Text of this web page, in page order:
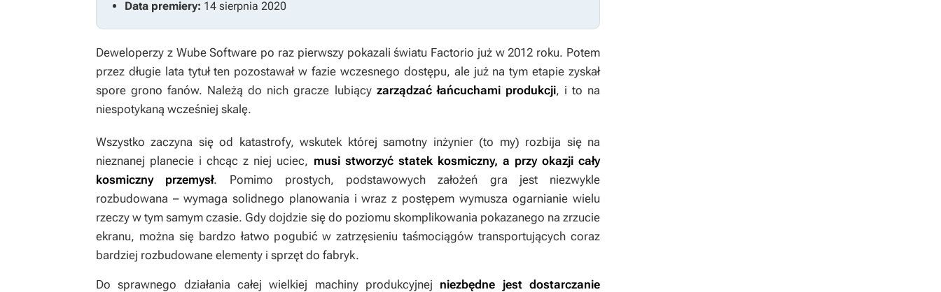
Data premiery: 14 sierpnia 2020
Deweloperzy z Wube Software po raz pierwszy pokazali światu Factorio już w 2012 roku. Potem
przez długie lata tytuł ten pozostawał w fazie wczesnego dostępu, ale już na tym etapie zyskał
spore grono fanów. Należą do nich gracze lubiący zarządzać łańcuchami produkcji, i to na
niespotykaną wcześniej skalę.
Wszystko zaczyna się od katastrofy, wskutek której samotny inżynier (to my) rozbija się na
nieznanej planecie i chcąc z niej uciec, musi stworzyć statek kosmiczny, a przy okazji cały
kosmiczny przemysł. Pomimo prostych, podstawowych założeń gra jest niezwykle
rozbudowana – wymaga solidnego planowania i wraz z postępem wymusza ogarnianie wielu
rzeczy w tym samym czasie. Gdy dojdzie się do poziomu skomplikowania pokazanego na zrzucie
ekranu, można się bardzo łatwo pogubić w zatrzęsieniu taśmociągów transportujących coraz
bardziej rozbudowane elementy i sprzęt do fabryk.
Do sprawnego działania całej wielkiej machiny produkcyjnej niezbędne jest dostarczanie